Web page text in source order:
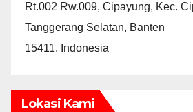
Rt.002 Rw.009, Cipayung, Kec.
Tanggerang Selatan, Banten
15411, Indonesia
Lokasi Kami